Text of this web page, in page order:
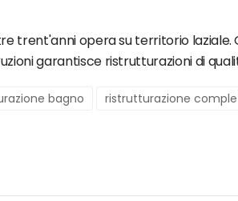
trent'anni opera su territorio
garantisce ristrutturazioni di
bagno ristrutturazione